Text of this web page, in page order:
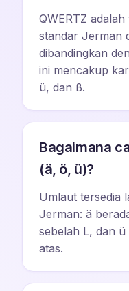
QWERTZ
standar Jerman
dibandingkan
ini mencakup
ü, dan ß.
Bagaimana
(ä, ö, ü)?
Umlaut tersedia
Jerman: ä
sebelah L, dan ü
atas.